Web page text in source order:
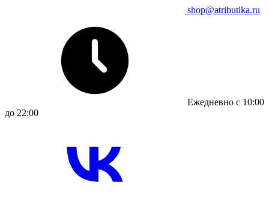
shop@atributika.ru
Ежедневно с 10:00
до 22:00